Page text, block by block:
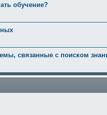
обучение?
связанные с поиском